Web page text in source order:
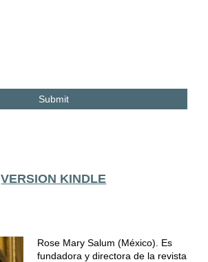
VERSION KINDLE
Rose Mary Salum (México). Es
fundadora y directora de la revista